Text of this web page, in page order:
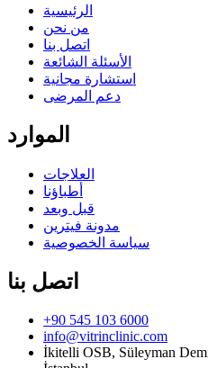
الرئيسية
من نحن
اتصل بنا
الأسئلة الشائعة
استشارة مجانية
دعم المرضى
الموارد
العلاجات
أطباؤنا
قبل وبعد
مدونة فيترين
سياسة الخصوصية
اتصل بنا
+90 545 103 6000
info@vitrinclinic.com
İkitelli OSB, Süleyman